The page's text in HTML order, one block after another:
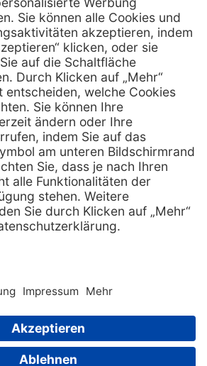
info @ henryschein-med.de
Hilfe
FAQs
Kontakt
Lob & Kritik
Außendienst
Retoure
E-Rechnung
Zertifikat Rechtliches